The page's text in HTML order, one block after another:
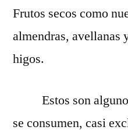
Frutos secos como
almendras, avellanas
higos.
Estos son algunos
se consumen, casi